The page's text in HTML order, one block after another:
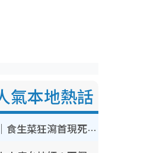
氣本地熱話
奪命寄生蟲｜食生菜狂瀉首現死者！疫潮惡化錄1.8萬宗病例 揭洗菜3大謬誤